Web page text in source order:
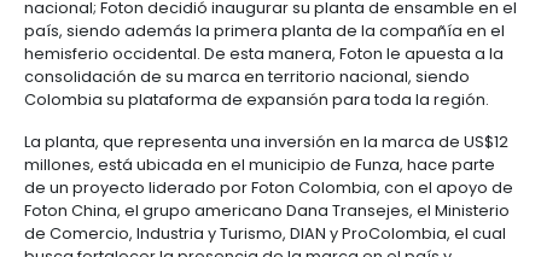
convierte al país en el centro de expansión
Sur América.
En la planta de Colombia se producirá el modelo
Colombia
Prontamente se ensamblará la SUV Toplander
modelos.